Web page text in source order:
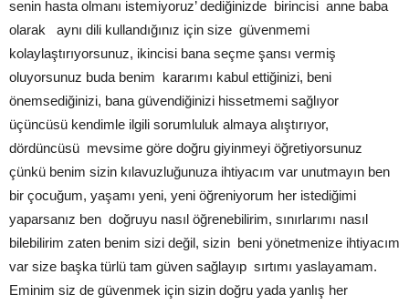
senin hasta olmanı istemiyoruz’ dediğinizde birincisi anne baba
olarak aynı dili kullandığınız için size güvenmemi
kolaylaştırıyorsunuz, ikincisi bana seçme şansı vermiş
oluyorsunuz buda benim kararımı kabul ettiğinizi, beni
önemsediğinizi, bana güvendiğinizi hissetmemi sağlıyor
üçüncüsü kendimle ilgili sorumluluk almaya alıştırıyor,
dördüncüsü mevsime göre doğru giyinmeyi öğretiyorsunuz
çünkü benim sizin kılavuzluğunuza ihtiyacım var unutmayın ben
bir çocuğum, yaşamı yeni, yeni öğreniyorum her istediğimi
yaparsanız ben doğruyu nasıl öğrenebilirim, sınırlarımı nasıl
bilebilirim zaten benim sizi değil, sizin beni yönetmenize ihtiyacım
var size başka türlü tam güven sağlayıp sırtımı yaslayamam.
Eminim siz de güvenmek için sizin doğru yada yanlış her